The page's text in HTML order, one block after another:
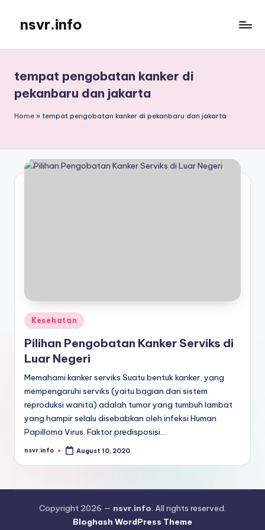
content
nsvr.info
Dengan
Baik
tempat pengobatan kanker di
pekanbaru dan jakarta
Home » tempat pengobatan kanker di pekanbaru dan jakarta
Posted
in
Kesehatan
Pilihan Pengobatan Kanker Serviks di
Luar Negeri
Memahami kanker serviks Suatu bentuk kanker, yang
mempengaruhi serviks (yaitu bagian dari sistem
reproduksi wanita) adalah tumor yang tumbuh lambat
yang hampir selalu disebabkan oleh infeksi Human
Papilloma Virus. Faktor predisposisi…
Posted
nsvr.info August 10, 2020
Copyright 2026 — nsvr.info. All rights reserved.
Bloghash WordPress Theme